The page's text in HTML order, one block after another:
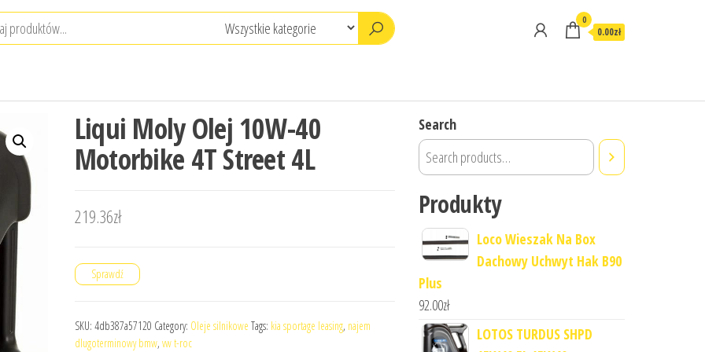
0
0.00zł
Liqui Moly Olej 10W-40
Motorbike 4T Street 4L
219.36zł
Sprawdź
SKU: 4db387a57120 Category: Oleje silnikowe Tags: kia sportage leasing, najem
dlugoterminowy bmw, vw t-roc
Search
Produkty
Loco Wieszak Na Box
Dachowy Uchwyt Hak B90
Plus
92.00zł
LOTOS TURDUS SHPD